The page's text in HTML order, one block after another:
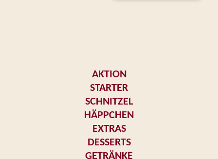
AKTION
STARTER
SCHNITZEL
HÄPPCHEN
EXTRAS
DESSERTS
GETRÄNKE